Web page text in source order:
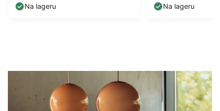
Na lageru Na lageru